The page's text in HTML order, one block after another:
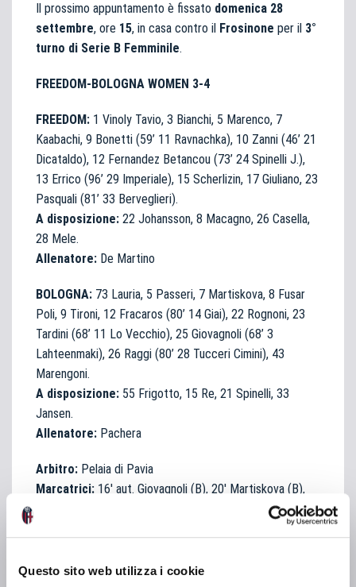
Questo sito web utilizza i cookie
Il prossimo appuntamento è fissato domenica 28
settembre, ore 15, in casa contro il Frosinone per il 3°
turno di Serie B Femminile.
FREEDOM-BOLOGNA WOMEN 3-4
FREEDOM: 1 Vinoly Tavio, 3 Bianchi, 5 Marenco, 7
Kaabachi, 9 Bonetti (59’ 11 Ravnachka), 10 Zanni (46’ 21
Dicataldo), 12 Fernandez Betancou (73’ 24 Spinelli J.),
13 Errico (96’ 29 Imperiale), 15 Scherlizin, 17 Giuliano, 23
Pasquali (81’ 33 Berveglieri).
A disposizione: 22 Johansson, 8 Macagno, 26 Casella,
28 Mele.
Allenatore: De Martino
BOLOGNA: 73 Lauria, 5 Passeri, 7 Martiskova, 8 Fusar
Poli, 9 Tironi, 12 Fracaros (80’ 14 Giai), 22 Rognoni, 23
Tardini (68’ 11 Lo Vecchio), 25 Giovagnoli (68’ 3
Lahteenmaki), 26 Raggi (80’ 28 Tucceri Cimini), 43
Marengoni.
A disposizione: 55 Frigotto, 15 Re, 21 Spinelli, 33
Jansen.
Allenatore: Pachera
Arbitro: Pelaia di Pavia
Marcatrici: 16′ aut. Giovagnoli (B), 20′ Martiskova (B),
52′, 84′ Rognoni (B), 62′ Kaabachi su rigore (F), 66′